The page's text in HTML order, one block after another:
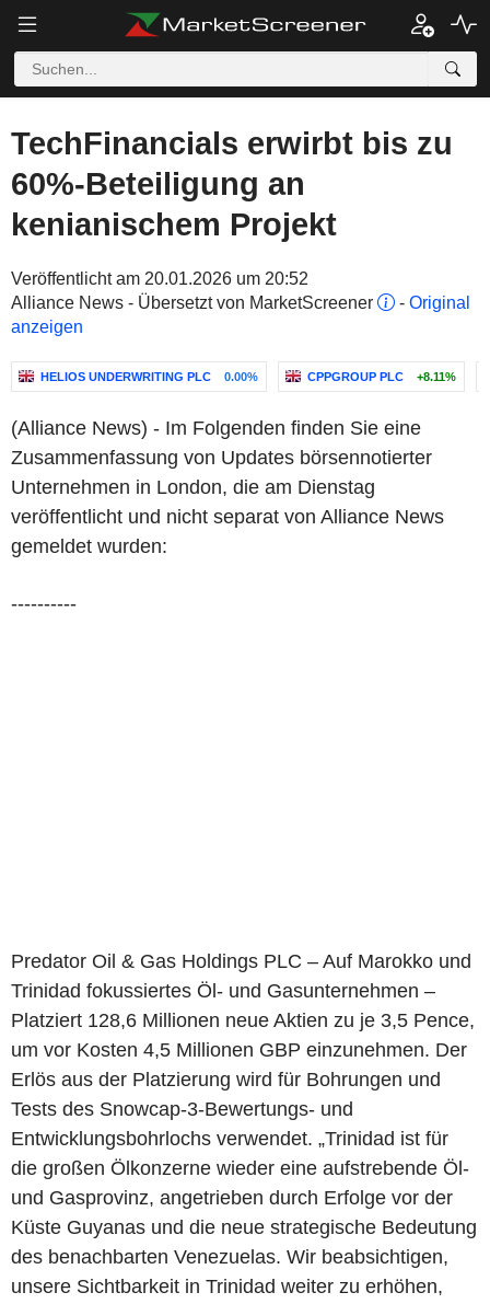
TechFinancials erwirbt bis zu
60%-Beteiligung an
kenianischem Projekt
Veröffentlicht am 20.01.2026 um 20:52
Alliance News - Übersetzt von MarketScreener
- Original
anzeigen
HELIOS UNDERWRITING PLC 0.00% CPPGROUP PLC +8.11%
(Alliance News) - Im Folgenden finden Sie eine
Zusammenfassung von Updates börsennotierter
Unternehmen in London, die am Dienstag
veröffentlicht und nicht separat von Alliance News
gemeldet wurden:
----------
Predator Oil & Gas Holdings PLC – Auf Marokko und
Trinidad fokussiertes Öl- und Gasunternehmen –
Platziert 128,6 Millionen neue Aktien zu je 3,5 Pence,
um vor Kosten 4,5 Millionen GBP einzunehmen. Der
Erlös aus der Platzierung wird für Bohrungen und
Tests des Snowcap-3-Bewertungs- und
Entwicklungsbohrlochs verwendet. „Trinidad ist für
die großen Ölkonzerne wieder eine aufstrebende Öl-
und Gasprovinz, angetrieben durch Erfolge vor der
Küste Guyanas und die neue strategische Bedeutung
des benachbarten Venezuelas. Wir beabsichtigen,
unsere Sichtbarkeit in Trinidad weiter zu erhöhen,